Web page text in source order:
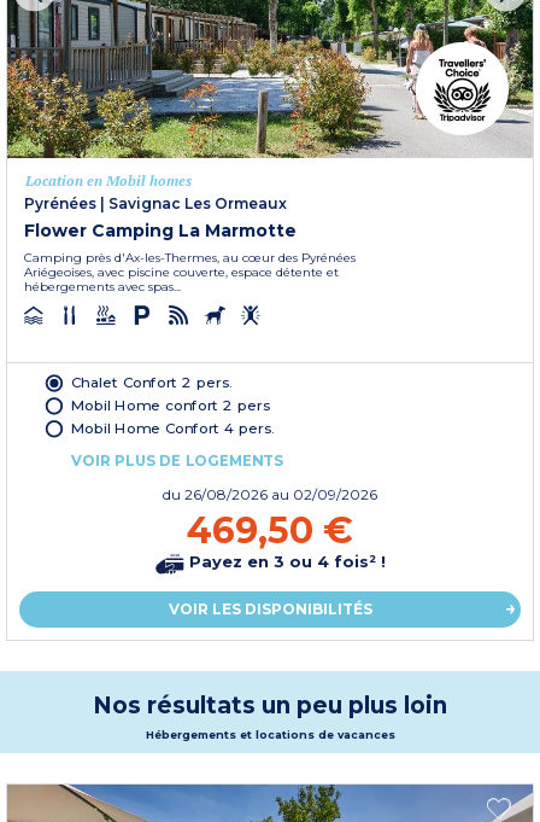
Location en Mobil homes
Pyrénées | Savignac Les Ormeaux
Flower Camping La Marmotte
Camping près d'Ax-les-Thermes, au cœur des Pyrénées
Ariégeoises, avec piscine couverte, espace détente et
hébergements avec spas...
Chalet Confort 2 pers.
Mobil Home confort 2 pers
Mobil Home Confort 4 pers.
VOIR PLUS DE LOGEMENTS
du 26/08/2026 au 02/09/2026
469,50 €
Payez en 3 ou 4 fois² !
VOIR LES DISPONIBILITÉS
Nos résultats un peu plus loin
Hébergements et locations de vacances